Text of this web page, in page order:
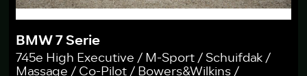
BMW 7 Serie
745e High Executive / M-Sport / Schuifdak /
Massage / Co-Pilot / Bowers&Wilkins /